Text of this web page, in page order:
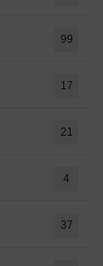
99
17
21
4
37